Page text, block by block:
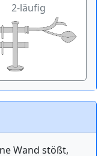
2-läufig
Wand stößt,